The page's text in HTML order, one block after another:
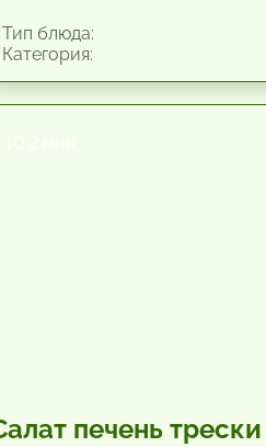
блюда:
печень